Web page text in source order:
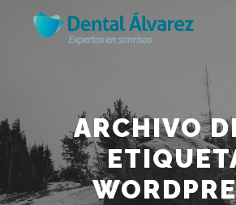
ARCHIVO